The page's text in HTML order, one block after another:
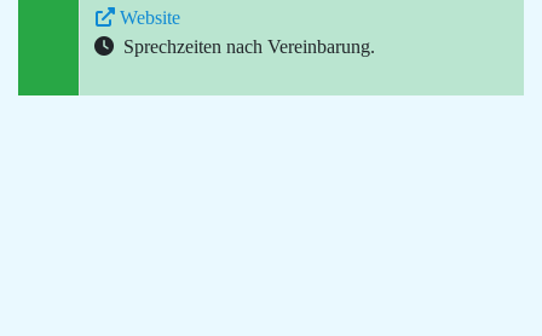
Website
Sprechzeiten nach Vereinbarung.